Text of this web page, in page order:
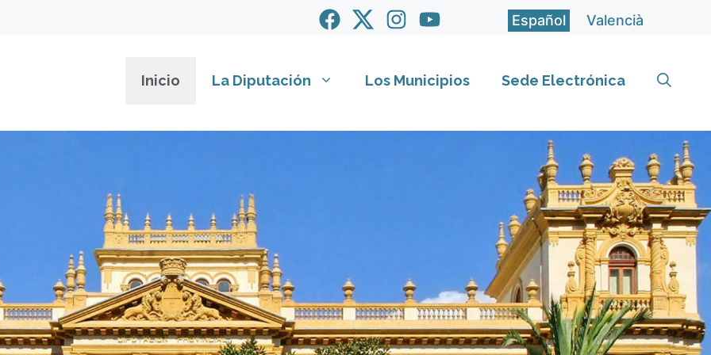
Español Valencià
Inicio La Diputación Los Municipios Sede Electrónica